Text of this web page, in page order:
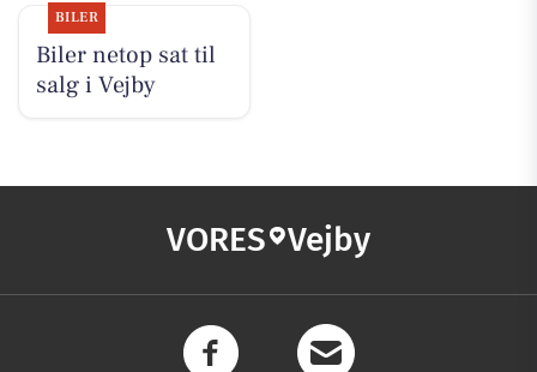
BILER
Biler netop sat til
salg i Vejby
VORES Vejby